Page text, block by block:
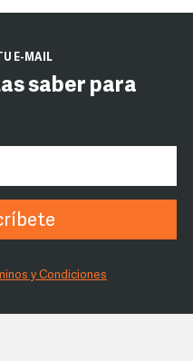
E-MAIL
saber para
y Condiciones